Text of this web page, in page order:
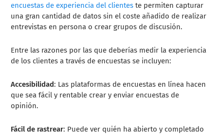
encuestas de experiencia del clientes te permiten capturar
una gran cantidad de datos sin el coste añadido de realizar
entrevistas en persona o crear grupos de discusión.
Entre las razones por las que deberías medir la experiencia
de los clientes a través de encuestas se incluyen:
Accesibilidad : Las plataformas de encuestas en línea hacen
que sea fácil y rentable crear y enviar encuestas de
opinión.
Fácil de rastrear: Puede ver quién ha abierto y completado